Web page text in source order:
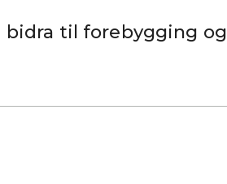
bidra til forebygging og